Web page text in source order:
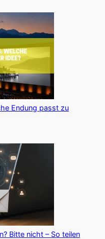
Endung passt zu
Bitte nicht – So teilen